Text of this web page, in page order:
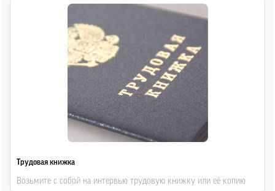
Трудовая книжка
Возьмите с собой на интервью трудовую книжку или её копию